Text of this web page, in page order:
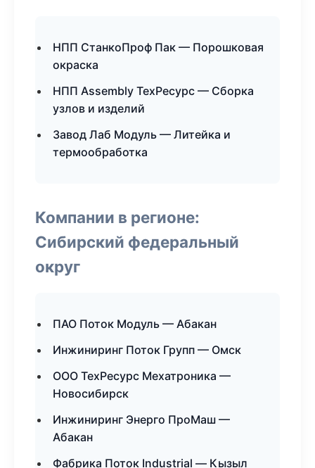
НПП СтанкоПроф Пак — Порошковая
окраска
НПП Assembly ТехРесурс — Сборка
узлов и изделий
Завод Лаб Модуль — Литейка и
термообработка
Компании в регионе:
Сибирский федеральный
округ
ПАО Поток Модуль — Абакан
Инжиниринг Поток Групп — Омск
ООО ТехРесурс Мехатроника —
Новосибирск
Инжиниринг Энерго ПроМаш —
Абакан
Фабрика Поток Industrial — Кызыл